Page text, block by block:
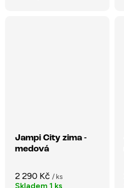
Jampi City zima -
medová
2 290 Kč / ks
Skladem 1 ks